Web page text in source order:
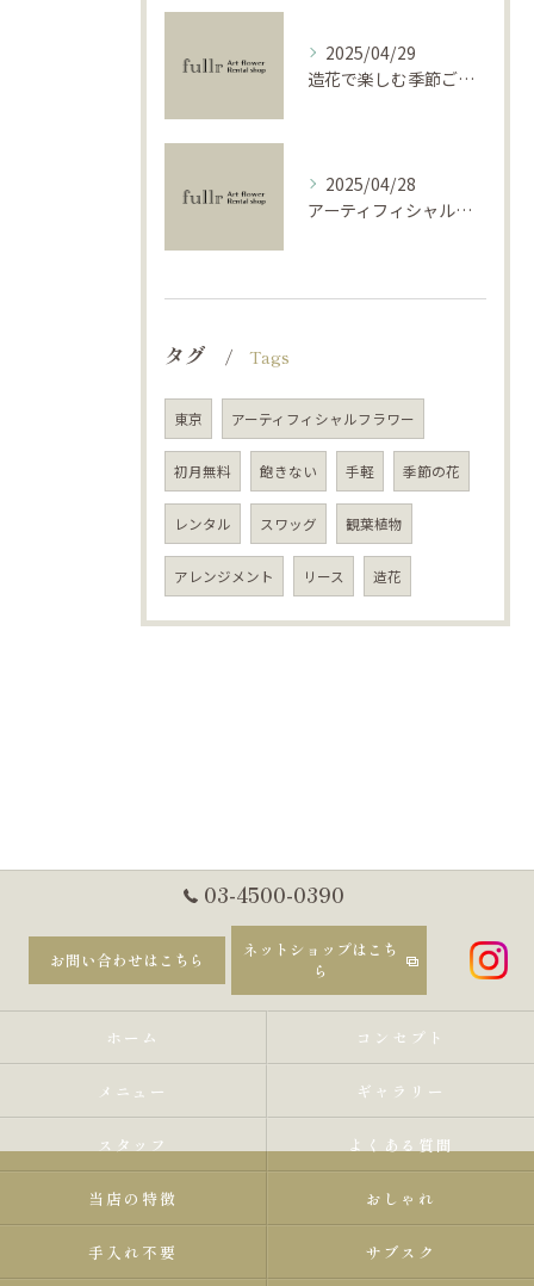
2025/04/29
造花で楽しむ季節ごとのインテリア
2025/04/28
アーティフィシャルフラワーで学ぶ基礎と活用法
タグ Tags
東京 アーティフィシャルフラワー
初月無料 飽きない 手軽 季節の花
レンタル スワッグ 観葉植物
アレンジメント リース 造花
03-4500-0390
お問い合わせはこちら
ネットショップはこち
ら
ホーム コンセプト
メニュー ギャラリー
スタッフ よくある質問
当店の特徴 おしゃれ
手入れ不要 サブスク